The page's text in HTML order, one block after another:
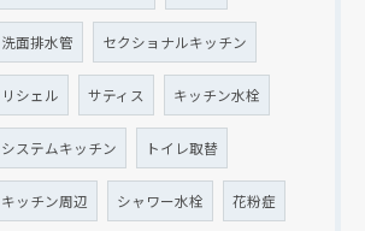
洗面排水管 セクショナルキッチン
リシェル サティス キッチン水栓
システムキッチン トイレ取替
キッチン周辺 シャワー水栓 花粉症